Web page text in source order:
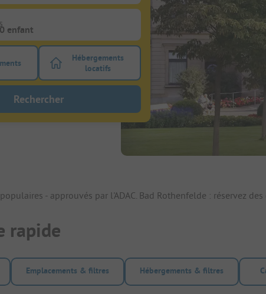
le bouton de filtre emplacements pour rechercher emplacements
Activez le bouton de filtre hebergements-
Hébergements
locatifs
Rechercher
- approuvés par l'ADAC. Bad Rothenfelde : réservez
rapide
Emplacements & filtres Hébergements & filtres